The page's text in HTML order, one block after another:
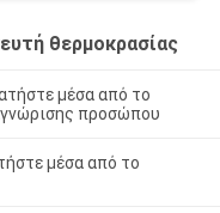
θερμοκρασίας
μέσα από το
προσώπου
μέσα από το